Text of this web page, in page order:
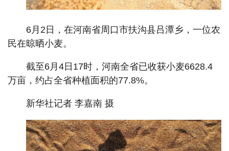
6月2日，在河南省周口市扶沟县吕潭乡，一位农
民在晾晒小麦。
截至6月4日17时，河南全省已收获小麦6628.4
万亩，约占全省种植面积的77.8%。
新华社记者 李嘉南 摄